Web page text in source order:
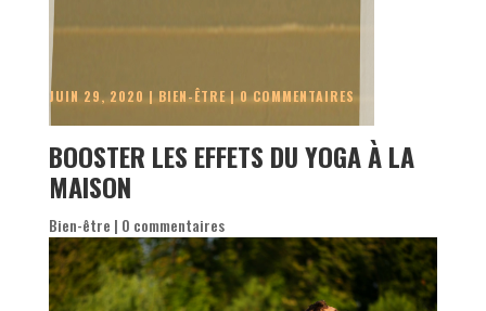
JUIN 29, 2020 |BIEN-ÊTRE|0 COMMENTAIRES
BOOSTER LES EFFETS DU YOGA À LA
MAISON
Bien-être | 0 commentaires